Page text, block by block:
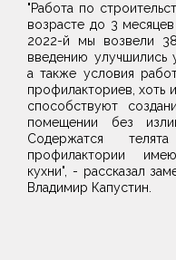
"Работа по
возрасте до 3
2022-й мы возвели
введению улучшились
а также условия
профилакториев, хоть
способствуют
помещении без
Содержатся
профилактории
кухни", - рассказал
Владимир Капустин.